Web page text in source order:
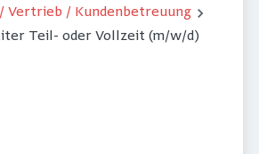
Vertrieb / Kundenbetreuung
Teil- oder Vollzeit (m/w/d)